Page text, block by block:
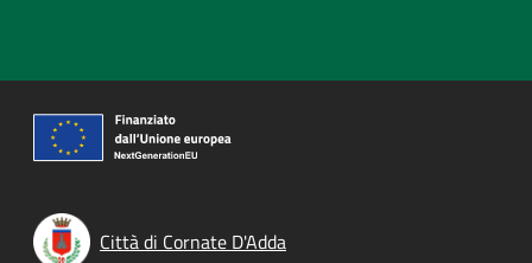
Città di Cornate D'Adda